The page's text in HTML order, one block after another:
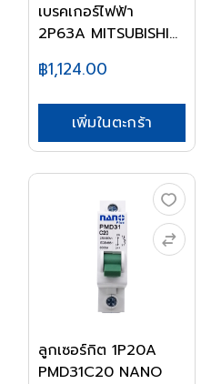
เบรคเกอร์ไฟฟ้า
2P63A MITSUBISHI
฿1,124.00
เพิ่มในตะกร้า
ลูกเซอร์กิต 1P20A
PMD31C20 NANO